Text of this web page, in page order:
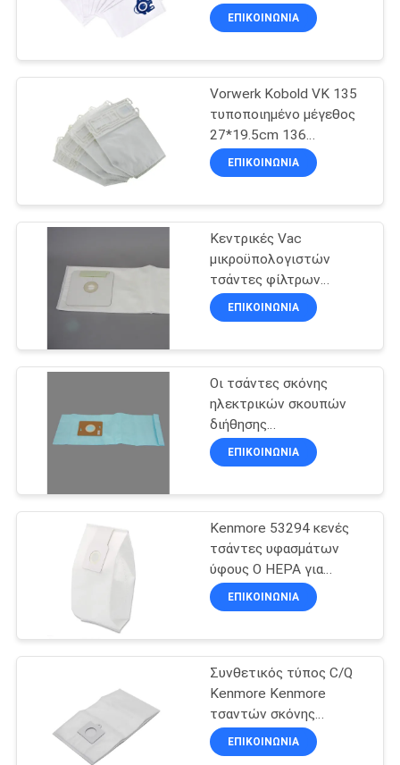
PRIVACY
POLICY
κενών φίλτρων της GN
HyClean
ΕΠΙΚΟΙΝΩΝΊΑ
Vorwerk Kobold VK 135
τυποποιημένο μέγεθος
27*19.5cm 136
οικογένειας τσάντες
φίλτρων Vac
ΕΠΙΚΟΙΝΩΝΊΑ
Κεντρικές Vac
μικροϋπολογιστών
τσάντες φίλτρων
ηλεκτρικών σκουπών
διήθησης 3pcs
ΕΠΙΚΟΙΝΩΝΊΑ
Οι τσάντες σκόνης
ηλεκτρικών σκουπών
διήθησης
αντικατάστασης HEPA
έκαναν για να
και τους ορθοστάτες
ελευθερίας Simplicty
ΕΠΙΚΟΙΝΩΝΊΑ
Kenmore 53294 κενές
τσάντες υφασμάτων
ύφους Ο HEPA για
Kenmore κατακόρυφα
ΕΠΙΚΟΙΝΩΝΊΑ
Συνθετικός τύπος C/Q
Kenmore Kenmore
τσαντών σκόνης
ηλεκτρικών σκουπών
HEPA 50104 8 κενές
ΕΠΙΚΟΙΝΩΝΊΑ